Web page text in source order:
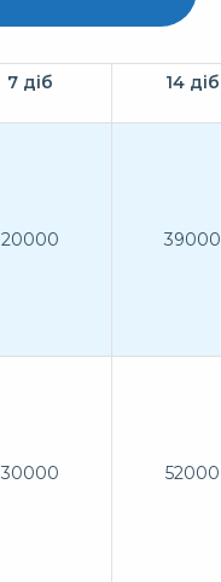
7 діб 14 діб
20000 39000
30000 52000